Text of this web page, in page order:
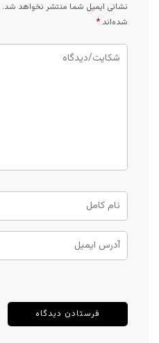
نشانی ایمیل شما منتشر نخواهد شد.
شده‌اند *